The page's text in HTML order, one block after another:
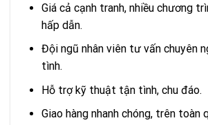
Giá cả cạnh tranh, nhiều chương
hấp dẫn.
Đội ngũ nhân viên tư vấn chuyên
tình.
Hỗ trợ kỹ thuật tận tình, chu đáo.
Giao hàng nhanh chóng, trên toàn